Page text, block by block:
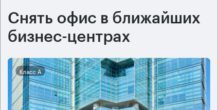
Снять офис в ближайших
бизнес-центрах
Класс А